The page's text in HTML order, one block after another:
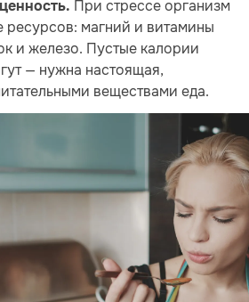
При стрессе организм
ресурсов: магний и витамины
и железо. Пустые калории
— нужна настоящая,
веществами еда.